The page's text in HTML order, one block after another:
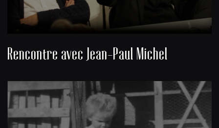
Rencontre avec Jean-Paul Michel